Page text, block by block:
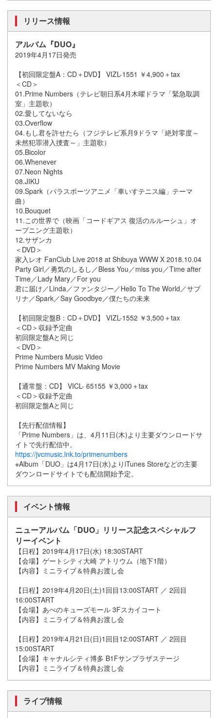
リリース情報
アルバム『DUO』
2019年4月17日発売
【初回限定盤A：CD＋DVD】 VIZL-1551 ￥4,900＋tax
＜CD＞
01.Prime Numbers（テレビ朝日系4月木曜ドラマ「緊急取調
室」主題歌）
02.愛してないなら
03.Overflow
04.もし君を許せたら（フジテレビ系月9ドラマ「絶対零度～
未然犯罪潜入捜査～」主題歌）
05.Bicolor
06.Whenever
07.Neon Nights
08.JIKU
09.Spark（パラスポーツアニメ「車いすテニス編」テーマ
曲）
10.Bouquet
11.この世界で（映画「コードギアス 復活のルルーシュ」オ
ープニング主題歌）
12.サザンカ
＜DVD＞
家入レオ FanClub Live 2018 at Shibuya WWW X 2018.10.04
Party Girl／勇気のしるし／Bless You／miss you／Time after
Time／Lady Mary／For you
君に届け／Linda／ファンタジー／Hello To The World／サブ
リナ／Spark／Say Goodbye／僕たちの未来
【初回限定盤B：CD＋DVD】 VIZL-1552 ￥3,500＋tax
＜CD＞収録予定曲
初回限定盤Aと同じ
＜DVD＞
Prime Numbers Music Video
Prime Numbers MV Making Movie
【通常盤：CD】 VICL- 65155 ￥3,000＋tax
＜CD＞収録予定曲
初回限定盤Aと同じ
【先行配信情報】
「Prime Numbers」は、4月11日(木)より主要ダウンロードサ
イトで先行配信中。
https://jvcmusic.lnk.to/primenumbers
※Album「DUO」は4月17日(水)よりiTunes Storeなどの主要
ダウンロードサイトでも配信開始予定。
イベント情報
ニューアルバム「DUO」リリース記念スペシャルフ
リーイベント
【日程】2019年4月17日(水) 18:30START
【会場】ゲートシティ大崎 アトリウム（地下1階）
【内容】ミニライブ＆特典お渡し会
【日程】2019年4月20日(土)1回目13:00START ／ 2回目
16:00START
【会場】あべのキューズモール 3Fスカイコート
【内容】ミニライブ＆特典お渡し会
【日程】2019年4月21日(日)1回目12:00START ／ 2回目
15:00START
【会場】キャナルシティ博多 B1Fサンプラザステージ
【内容】ミニライブ＆特典お渡し会
ライブ情報